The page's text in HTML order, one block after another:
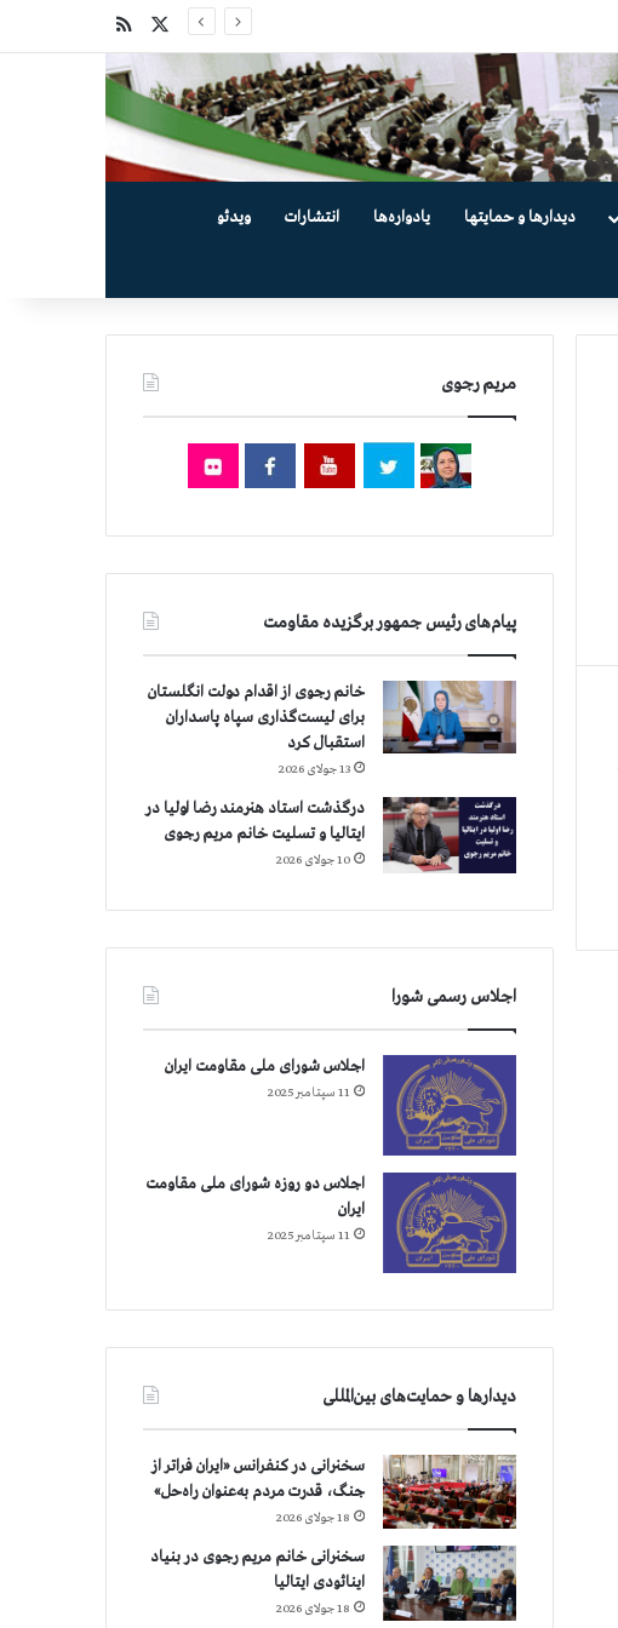
دیدارها و حمایتها یادواره‌ها انتشارات ویدئو
مریم رجوی
پیام‌های رئیس جمهور برگزیده مقاومت
خانم رجوی از اقدام دولت انگلستان
برای لیست‌گذاری سپاه پاسداران
استقبال کرد
13 جولای 2026
درگذشت استاد هنرمند رضا اولیا در
ایتالیا و تسلیت خانم مریم رجوی
10 جولای 2026
اجلاس رسمی شورا
اجلاس شورای ملی مقاومت ایران
11 سپتامبر 2025
اجلاس دو روزه شورای ملی مقاومت
ایران
11 سپتامبر 2025
دیدارها و حمایت‌های بین‌المللی
سخنرانی در کنفرانس «ایران فراتر از
جنگ، قدرت مردم به‌عنوان راه‌حل»
18 جولای 2026
سخنرانی خانم مریم رجوی در بنیاد
اینائودی ایتالیا
18 جولای 2026